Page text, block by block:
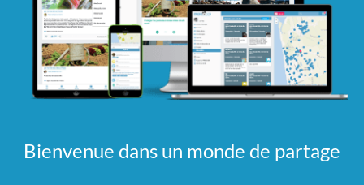
Bienvenue dans un monde de partage